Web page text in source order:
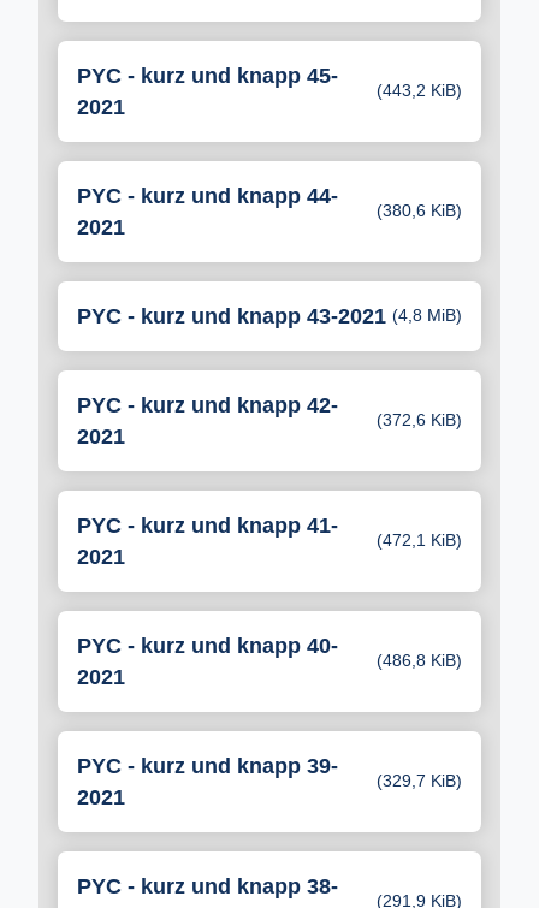
PYC - kurz und knapp 45-
2021
(443,2 KiB)
PYC - kurz und knapp 44-
2021
(380,6 KiB)
PYC - kurz und knapp 43-2021 (4,8 MiB)
PYC - kurz und knapp 42-
2021
(372,6 KiB)
PYC - kurz und knapp 41-
2021
(472,1 KiB)
PYC - kurz und knapp 40-
2021
(486,8 KiB)
PYC - kurz und knapp 39-
2021
(329,7 KiB)
PYC - kurz und knapp 38-
(291,9 KiB)